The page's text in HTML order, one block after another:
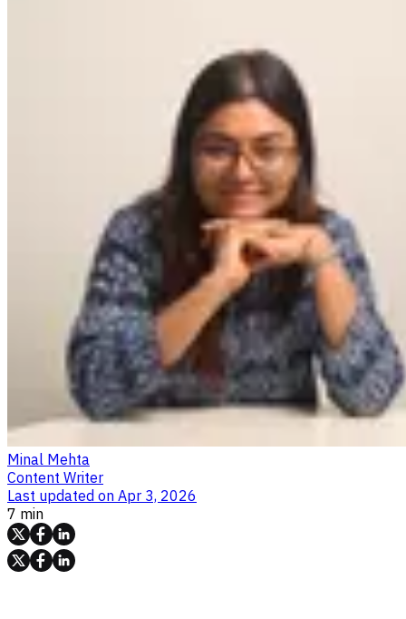
Minal Mehta
Content Writer
Last updated on Apr 3, 2026
7 min